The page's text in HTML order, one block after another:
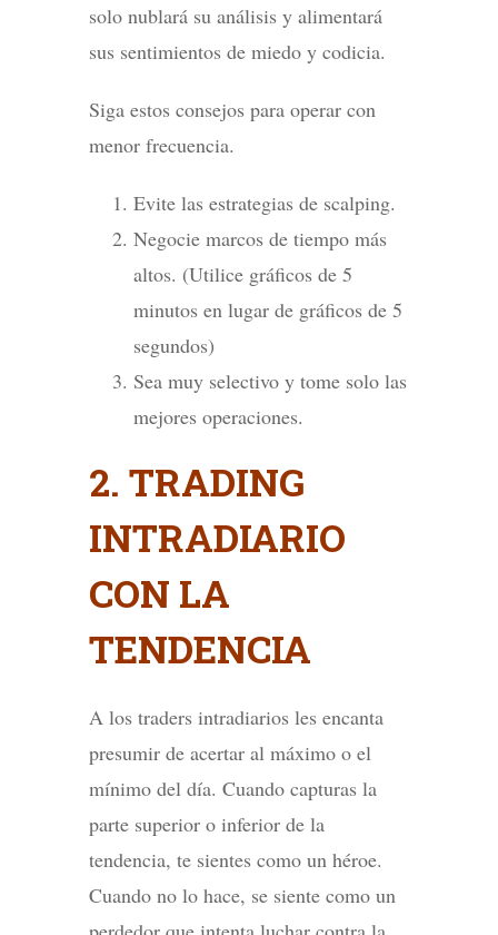
solo nublará su análisis y alimentará
sus sentimientos de miedo y codicia.
Siga estos consejos para operar con
menor frecuencia.
Evite las estrategias de scalping.
Negocie marcos de tiempo más
altos. (Utilice gráficos de 5
minutos en lugar de gráficos de 5
segundos)
Sea muy selectivo y tome solo las
mejores operaciones.
2. TRADING
INTRADIARIO
CON LA
TENDENCIA
A los traders intradiarios les encanta
presumir de acertar al máximo o el
mínimo del día. Cuando capturas la
parte superior o inferior de la
tendencia, te sientes como un héroe.
Cuando no lo hace, se siente como un